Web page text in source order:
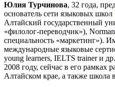
Юлия Турчинова, 32 года,
основатель сети языковых школ
Алтайский государственный
«филолог-переводчик»),
специальность «маркетинг»).
международные языковые
young learners, IELTS trainer и
2008 году, сейчас в его рамках
Алтайском крае, а также школа